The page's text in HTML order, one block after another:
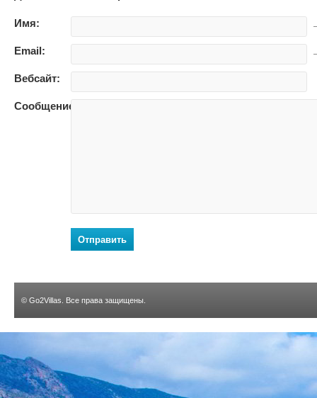
Имя:
Email:
Вебсайт:
Сообщение:
Отправить
© Go2Villas . Все права защищены.